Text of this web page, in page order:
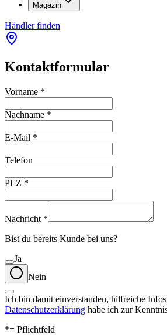
Magazin
Händler finden
Kontaktformular
Vorname *
Nachname *
E-Mail *
Telefon
PLZ *
Nachricht *
Bist du bereits Kunde bei uns?
Ja
Nein
Ich bin damit einverstanden, hilfreiche
Datenschutzerklärung habe ich zur
*= Pflichtfeld